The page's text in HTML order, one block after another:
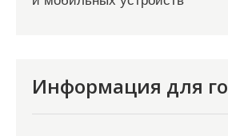
Информация для